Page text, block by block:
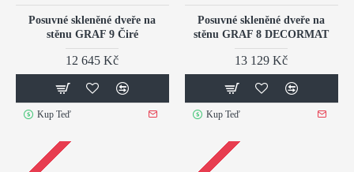
Posuvné skleněné dveře na
stěnu GRAF 9 Čiré
12 645 Kč
Kup Teď
Posuvné skleněné dveře na
stěnu GRAF 8 DECORMAT
13 129 Kč
Kup Teď